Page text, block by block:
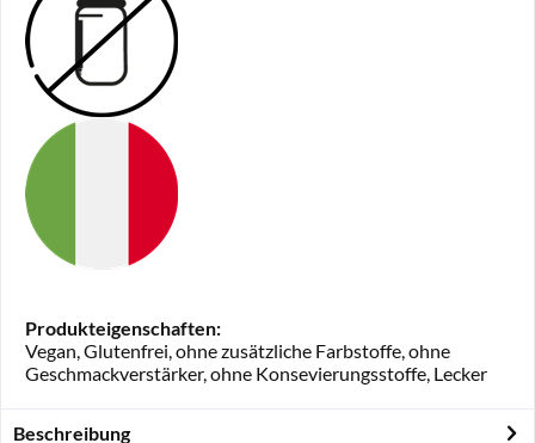
Produkteigenschaften:
Vegan, Glutenfrei, ohne zusätzliche Farbstoffe, ohne
Geschmackverstärker, ohne Konsevierungsstoffe, Lecker
Beschreibung